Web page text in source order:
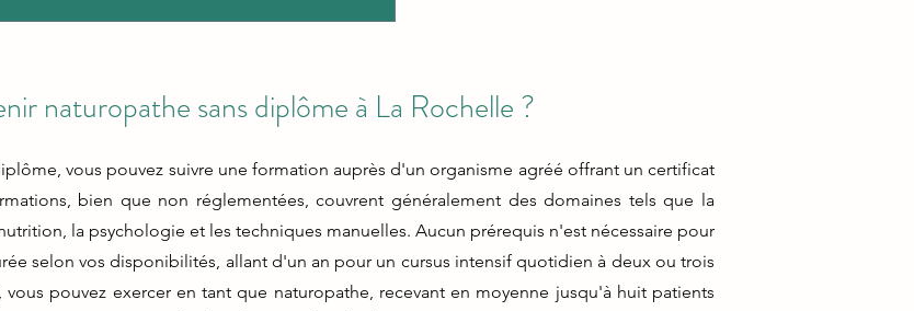
naturopathe sans diplôme à La Rochelle ?
vous pouvez suivre une formation auprès d'un organisme agréé offrant un certificat
bien que non réglementées, couvrent généralement des domaines tels que la
la psychologie et les techniques manuelles. Aucun prérequis n'est nécessaire pour
selon vos disponibilités, allant d'un an pour un cursus intensif quotidien à deux ou trois
pouvez exercer en tant que naturopathe, recevant en moyenne jusqu'à huit patients